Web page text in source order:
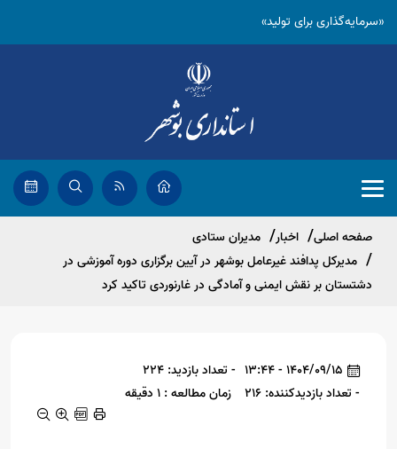
«سرمایه‌گذاری برای تولید»
صفحه اصلی اخبار
مدیران ستادی
مدیرکل پدافند غیرعامل بوشهر در آیین برگزاری دوره آموزشی در
دشتستان بر نقش ایمنی و آمادگی در غارنوردی تاکید کرد
1404/09/15 - 13:44
- تعداد بازدید: 224
- تعداد بازدیدکننده: 216
زمان مطالعه : 1 دقیقه